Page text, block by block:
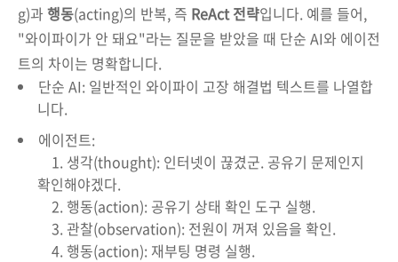
g)과 행동(acting)의 반복, 즉 ReAct 전략입니다. 예를 들어,
"와이파이가 안 돼요"라는 질문을 받았을 때 단순 AI와 에이전
트의 차이는 명확합니다.
단순 AI: 일반적인 와이파이 고장 해결법 텍스트를 나열합
니다.
에이전트:
1. 생각(thought): 인터넷이 끊겼군. 공유기 문제인지
확인해야겠다.
2. 행동(action): 공유기 상태 확인 도구 실행.
3. 관찰(observation): 전원이 꺼져 있음을 확인.
4. 행동(action): 재부팅 명령 실행.